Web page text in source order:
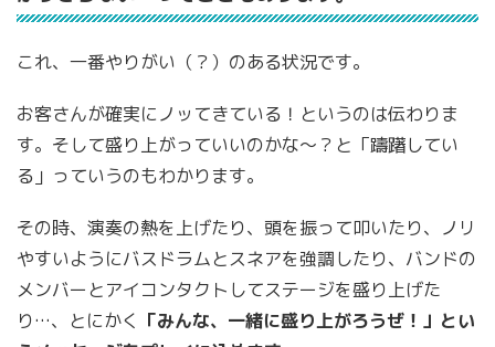
これ、一番やりがい（？）のある状況です。
お客さんが確実にノッてきている！というのは伝わりま
す。そして盛り上がっていいのかな〜？と「躊躇してい
る」っていうのもわかります。
その時、演奏の熱を上げたり、頭を振って叩いたり、ノリ
やすいようにバスドラムとスネアを強調したり、バンドの
メンバーとアイコンタクトしてステージを盛り上げた
り…、とにかく 「みんな、一緒に盛り上がろうぜ！」とい